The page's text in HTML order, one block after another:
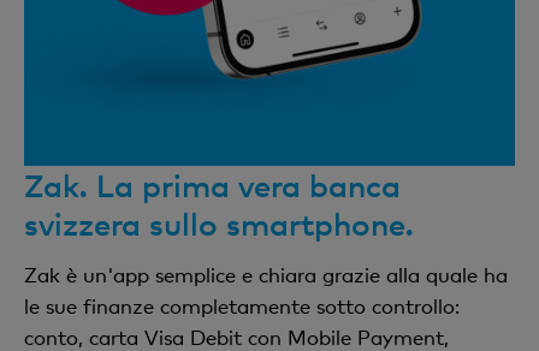
Zak. La prima vera banca
svizzera sullo smartphone.
Zak è un'app semplice e chiara grazie alla quale ha
le sue finanze completamente sotto controllo:
conto, carta Visa Debit con Mobile Payment,